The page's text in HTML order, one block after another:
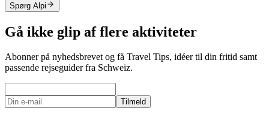
Spørg Alpi
Gå ikke glip af flere aktiviteter
Abonner på nyhedsbrevet og få Travel Tips, idéer til din fritid samt
passende rejseguider fra Schweiz.
Tilmeld